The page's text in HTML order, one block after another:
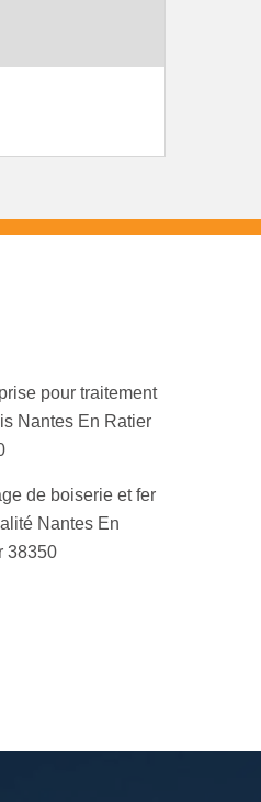
pour traitement
Nantes En Ratier
de boiserie et fer
Nantes En
38350